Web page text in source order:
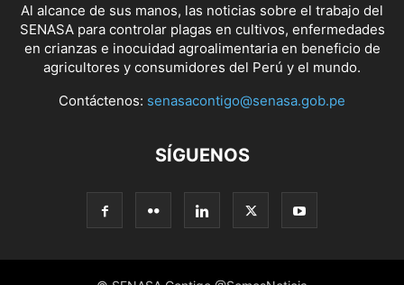
Al alcance de sus manos, las noticias sobre el trabajo del
SENASA para controlar plagas en cultivos, enfermedades
en crianzas e inocuidad agroalimentaria en beneficio de
agricultores y consumidores del Perú y el mundo.
Contáctenos: senasacontigo@senasa.gob.pe
SÍGUENOS